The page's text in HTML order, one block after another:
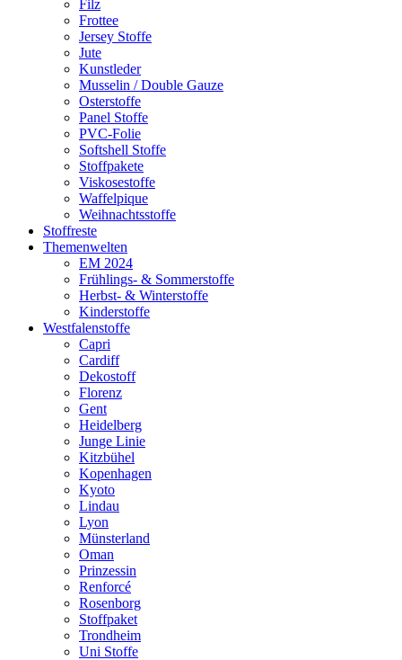
Filz
Frottee
Jersey Stoffe
Jute
Kunstleder
Musselin / Double Gauze
Osterstoffe
Panel Stoffe
PVC-Folie
Softshell Stoffe
Stoffpakete
Viskosestoffe
Waffelpique
Weihnachtsstoffe
Stoffreste
Themenwelten
EM 2024
Frühlings- & Sommerstoffe
Herbst- & Winterstoffe
Kinderstoffe
Westfalenstoffe
Capri
Cardiff
Dekostoff
Florenz
Gent
Heidelberg
Junge Linie
Kitzbühel
Kopenhagen
Kyoto
Lindau
Lyon
Münsterland
Oman
Prinzessin
Renforcé
Rosenborg
Stoffpaket
Trondheim
Uni Stoffe